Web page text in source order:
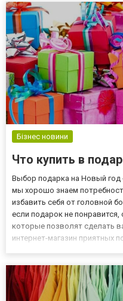
представ...
Бізнес новини
Что купить в
Выбор подарка на Новый год
мы хорошо знаем
избавить себя от головной
если подарок не понравится,
которые позволят сделать
интернет-магазин приятных